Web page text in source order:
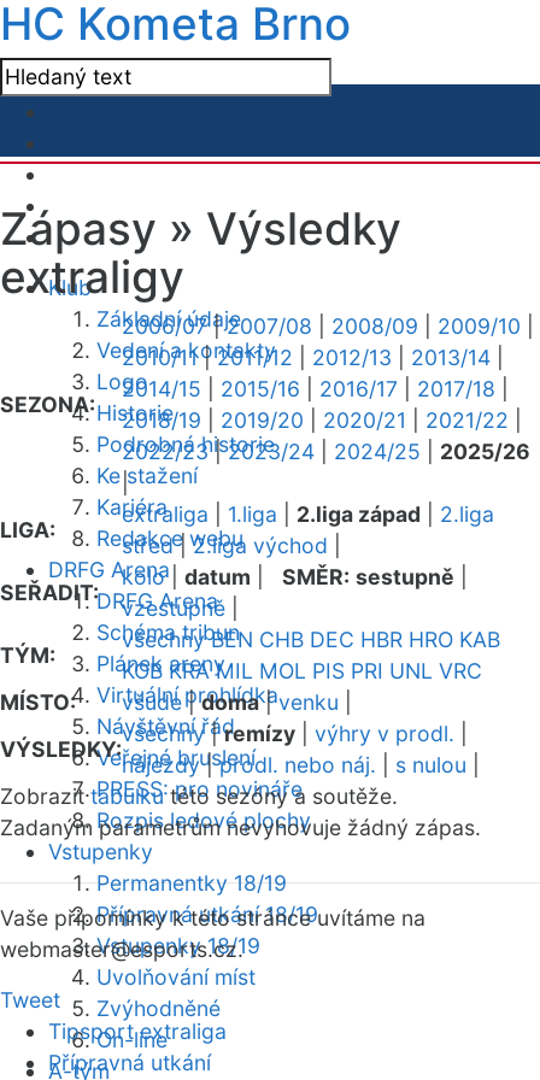
HC Kometa Brno
Klub
Základní údaje
Vedení a kontakty
Logo
Historie
Podrobná historie
Ke stažení
Kariéra
Redakce webu
DRFG Arena
DRFG Arena
Schéma tribun
Plánek areny
Virtuální prohlídka
Návštěvní řád
Veřejné bruslení
PRESS: pro novináře
Rozpis ledové plochy
Vstupenky
Permanentky 18/19
Přípravná utkání 18/19
Vstupenky 18/19
Uvolňování míst
Zvýhodněné
On-line
A-tým
Zápasy » Výsledky
extraligy
SEZONA:
2006/07|2007/08 2008/09 2009/10
2010/11|2011/12 2012/13 2013/14
2014/15
2015/16 2016/17 2017/18
2018/19
2019/20 2020/21 2021/22
2022/23|2023/24 2024/25
2025/26
|
LIGA:
extraliga 1.liga 2.liga západ
2.liga
střed|2.liga východ
SEŘADIT:
kolo| datum SMĚR: sestupně
vzestupně
TÝM:
všechny BEN CHB DEC HBR HRO KAB
KOB KRA MIL MOL PIS PRI UNL VRC
MÍSTO:
všude|doma|venku
VÝSLEDKY:
všechny|remízy výhry v prodl.
nájezdy|prodl. nebo náj. s nulou
Zobrazittabulkutéto sezóny a soutěže.
Zadaným parametrům nevyhovuje žádný zápas.
Vaše připomínky k této stránce uvítáme na
webmaster@esports.cz.
Tweet
Tipsport extraliga
Přípravná utkání